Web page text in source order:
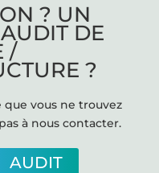
? UN
DE
/
?
que vous ne trouvez
à nous contacter.
AUDIT